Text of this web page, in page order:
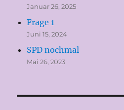
Januar 26, 2025
Frage 1
Juni 15, 2024
SPD nochmal
Mai 26, 2023